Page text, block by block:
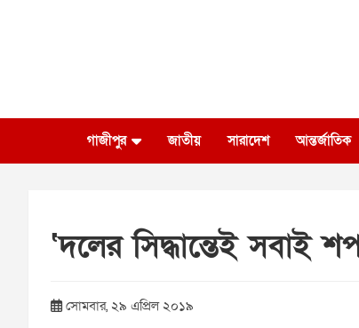
গাজীপুর জাতীয় সারাদেশ আন্তর্জাতিক
‘দলের সিদ্ধান্তেই সবাই
সোমবার, ২৯ এপ্রিল ২০১৯